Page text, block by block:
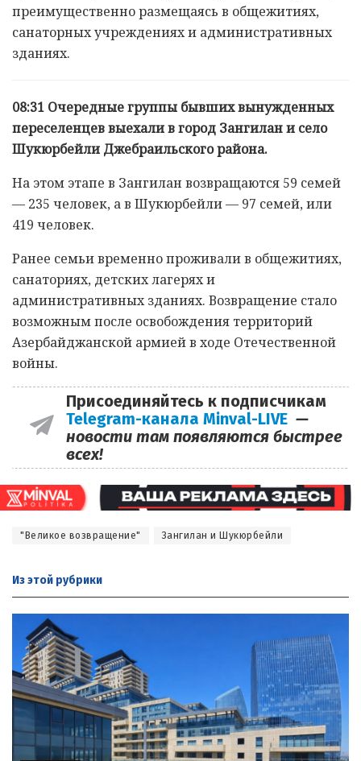
преимущественно размещаясь в общежитиях,
санаторных учреждениях и административных
зданиях.
08:31 Очередные группы бывших вынужденных
переселенцев выехали в город Зангилан и село
Шукюрбейли Джебраильского района.
На этом этапе в Зангилан возвращаются 59 семей
— 235 человек, а в Шукюрбейли — 97 семей, или
419 человек.
Ранее семьи временно проживали в общежитиях,
санаториях, детских лагерях и
административных зданиях. Возвращение стало
возможным после освобождения территорий
Азербайджанской армией в ходе Отечественной
войны.
Присоединяйтесь к подписчикам
Telegram-канала Minval-LIVE —
новости там появляются быстрее
всех!
"Великое возвращение" Зангилан и Шукюрбейли
Из этой рубрики